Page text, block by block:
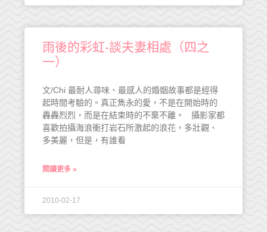
雨後的彩虹-談夫妻相處（四之
一）
文/Chi 最耐人尋味、最感人的婚姻故事都是經得
起時間考驗的。真正雋永的愛，不是在開始時的
轟轟烈烈，而是在結束時的不棄不離。 攝影家都
喜歡拍攝海浪衝打岩石所激起的浪花，多壯觀、
多美麗，但是，有誰看
閱讀更多 »
2010-02-17